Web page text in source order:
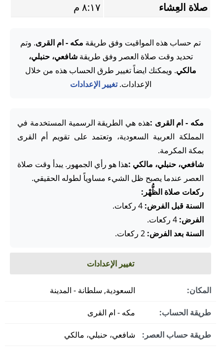
صلاة العِشاء
٨:١٧ م
تم حساب هذه المواقيت وفق طريقة مكه - ام القرى. وتم
تحديد وقت صلاة العصر وفق طريقةشافعي، حنبلي،
مالكي. ويمكنك ايضاً تغيير طرق الحساب هذه من خلال
الإعدادات.تغيير الإعدادات
مكه - ام القرى :هذه هي الطريقة الرسمية المستخدمة في
المملكة العربية السعودية، وتعتمد على تقويم أم القرى
بمكة المكرمة.
شافعي، حنبلي، مالكي :هذا هو رأي الجمهور. يبدأ وقت صلاة
العصر عندما يصبح ظل الشيء مساوياً لطوله الحقيقي.
ركعات صلاة الظُّهْر:
السنة قبل الفرض:
الفرض:
السنة بعد الفرض:
تغيير الإعدادات
المكان: السعودية, سلطانة - المدينة
طريقة الحساب: مكه - ام القرى
طريقة حساب العصر: شافعي، حنبلي، مالكي